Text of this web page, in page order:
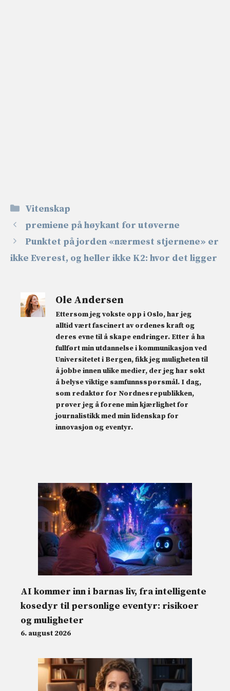
Kategorier
Vitenskap
premiene på høykant for utøverne
Punktet på jorden «nærmest stjernene» er
ikke Everest, og heller ikke K2: hvor det ligger
Ole Andersen
Ettersom jeg vokste opp i Oslo, har jeg
alltid vært fascinert av ordenes kraft og
deres evne til å skape endringer. Etter å ha
fullført min utdannelse i kommunikasjon ved
Universitetet i Bergen, fikk jeg muligheten til
å jobbe innen ulike medier, der jeg har søkt
å belyse viktige samfunnsspørsmål. I dag,
som redaktør for Nordnesrepublikken,
prøver jeg å forene min kjærlighet for
journalistikk med min lidenskap for
innovasjon og eventyr.
AI kommer inn i barnas liv, fra intelligente
kosedyr til personlige eventyr: risikoer
og muligheter
6. august 2026